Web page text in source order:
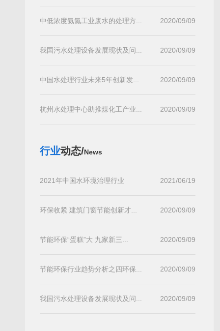
中低浓度氨氮工业废水的处理方... 2020/09/09
我国污水处理设备发展现状及问... 2020/09/09
中国水处理行业未来5年创新发... 2020/09/09
杭州水处理中心助推煤化工产业... 2020/09/09
行业动态/News
2021年中国水环境治理行业 2021/06/19
环保收紧 建筑门窗节能创新才... 2020/09/09
节能环保“蛋糕”大 九家新三... 2020/09/09
节能环保行业趋势分析之四环保... 2020/09/09
我国污水处理设备发展现状及问... 2020/09/09